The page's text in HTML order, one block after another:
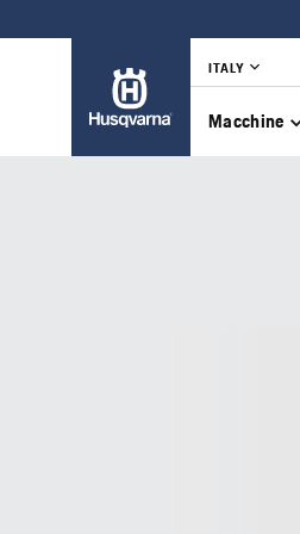
ITALY
Macchine